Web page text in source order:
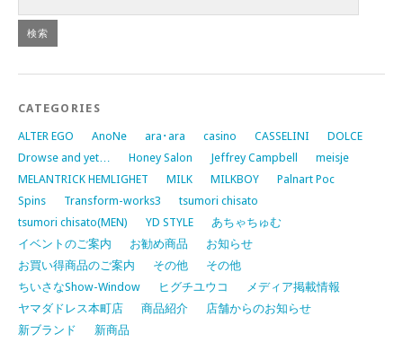
CATEGORIES
ALTER EGO AnoNe ara･ara casino CASSELINI
DOLCE
Drowse and yet…
Honey Salon Jeffrey Campbell
meisje
MELANTRICK HEMLIGHET
MILK MILKBOY
Palnart Poc
Spins
Transform-works3
tsumori chisato
tsumori chisato(MEN)
YD STYLE
あちゃちゅむ
イベントのご案内
お勧め商品
お知らせ
お買い得商品のご案内
その他
その他
ちいさなShow-Window
ヒグチユウコ
メディア掲載情報
ヤマダドレス本町店
商品紹介
店舗からのお知らせ
新ブランド
新商品